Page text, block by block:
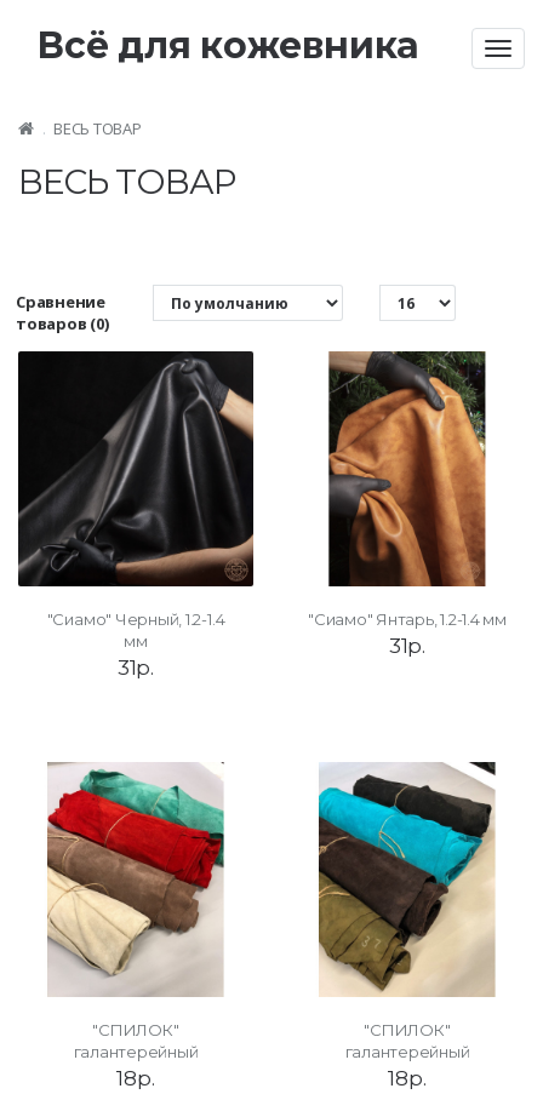
Всё для кожевника
ВЕСЬ ТОВАР
ВЕСЬ ТОВАР
Сравнение
товаров (0)
"Сиамо" Черный, 1.2-1.4
мм
31р.
"Сиамо" Янтарь, 1.2-1.4 мм
31р.
"СПИЛОК"
галантерейный
18р.
"СПИЛОК"
галантерейный
18р.